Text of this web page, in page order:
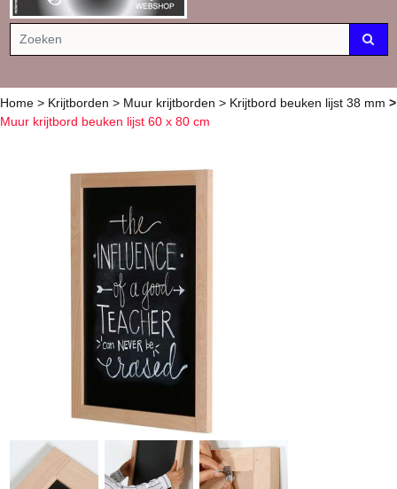
Home > Krijtborden > Muur krijtborden > Krijtbord beuken lijst 38 mm >
Muur krijtbord beuken lijst 60 x 80 cm